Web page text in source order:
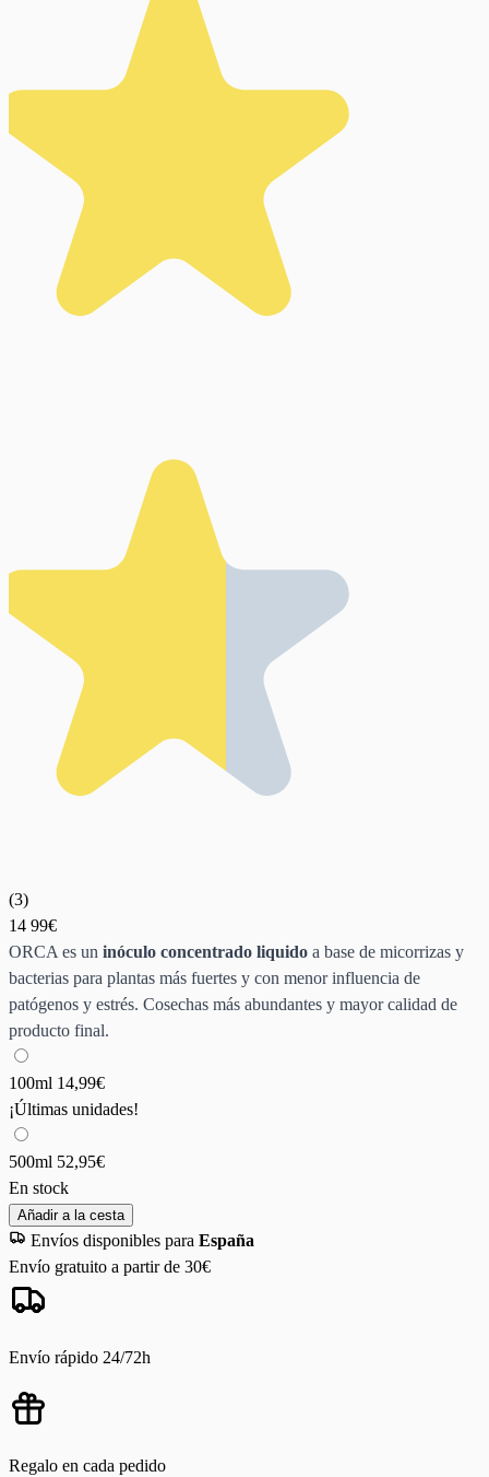
(3)
14 99€
ORCA es un inóculo concentrado liquido a base de micorrizas y
bacterias para plantas más fuertes y con menor influencia de
patógenos y estrés. Cosechas más abundantes y mayor calidad de
producto final.
100ml 14,99€
¡Últimas unidades!
500ml 52,95€
En stock
Añadir a la cesta
Envíos disponibles para España
Envío gratuito a partir de 30€
Envío rápido 24/72h
Regalo en cada pedido